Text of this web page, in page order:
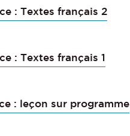
: Textes français 2
: Textes français 1
: leçon sur programme